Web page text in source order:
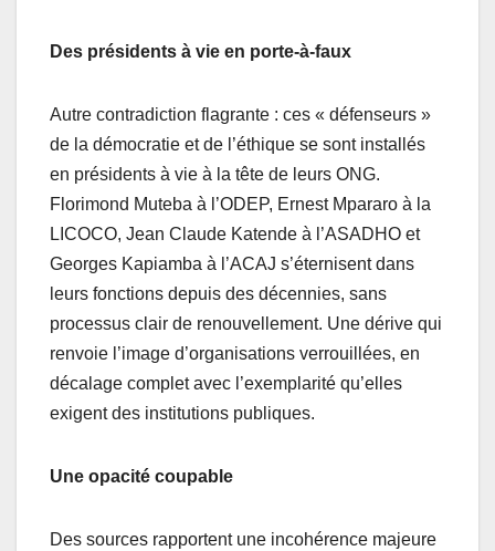
Des présidents à vie en porte-à-faux
Autre contradiction flagrante : ces « défenseurs »
de la démocratie et de l’éthique se sont installés
en présidents à vie à la tête de leurs ONG.
Florimond Muteba à l’ODEP, Ernest Mpararo à la
LICOCO, Jean Claude Katende à l’ASADHO et
Georges Kapiamba à l’ACAJ s’éternisent dans
leurs fonctions depuis des décennies, sans
processus clair de renouvellement. Une dérive qui
renvoie l’image d’organisations verrouillées, en
décalage complet avec l’exemplarité qu’elles
exigent des institutions publiques.
Une opacité coupable
Des sources rapportent une incohérence majeure